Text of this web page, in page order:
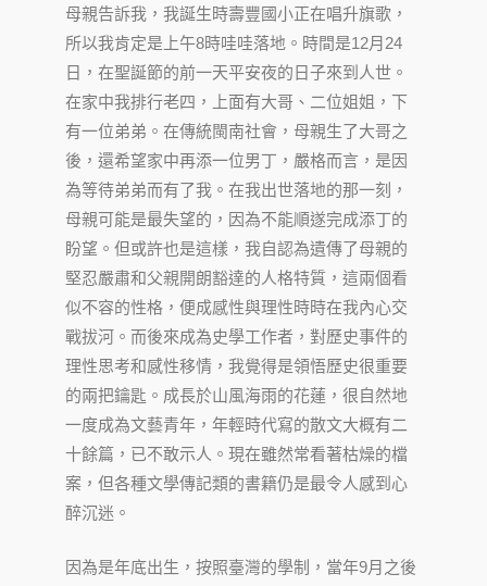
母親告訴我，我誕生時壽豐國小正在唱升旗歌，
所以我肯定是上午8時哇哇落地。時間是12月24
日，在聖誕節的前一天平安夜的日子來到人世。
在家中我排行老四，上面有大哥、二位姐姐，下
有一位弟弟。在傳統閩南社會，母親生了大哥之
後，還希望家中再添一位男丁，嚴格而言，是因
為等待弟弟而有了我。在我出世落地的那一刻，
母親可能是最失望的，因為不能順遂完成添丁的
盼望。但或許也是這樣，我自認為遺傳了母親的
堅忍嚴肅和父親開朗豁達的人格特質，這兩個看
似不容的性格，便成感性與理性時時在我內心交
戰拔河。而後來成為史學工作者，對歷史事件的
理性思考和感性移情，我覺得是領悟歷史很重要
的兩把鑰匙。成長於山風海雨的花蓮，很自然地
一度成為文藝青年，年輕時代寫的散文大概有二
十餘篇，已不敢示人。現在雖然常看著枯燥的檔
案，但各種文學傳記類的書籍仍是最令人感到心
醉沉迷。
因為是年底出生，按照臺灣的學制，當年9月之後